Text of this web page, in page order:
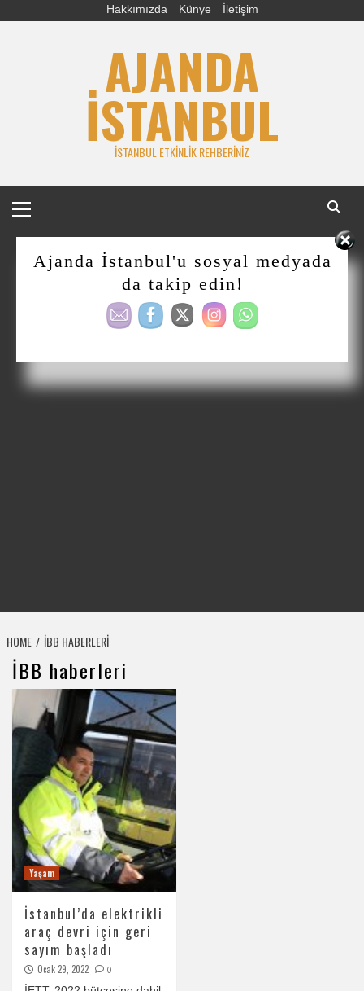
Hakkımızda Künye İletişim
AJANDA
İSTANBUL
İSTANBUL ETKINLIK REHBERINIZ
Menu
HOME İBB HABERLERI
İBB haberleri
Yaşam
İstanbul’da elektrikli
araç devri için geri
sayım başladı
Ocak 29, 2022 0
Ajanda İstanbul'u sosyal medyada
da takip edin!